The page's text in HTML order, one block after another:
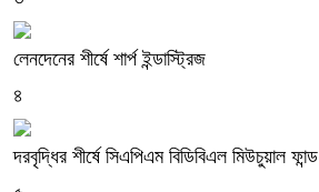
লেনদেনের শীর্ষে শার্প ইন্ডাস্ট্রিজ
৪
দরবৃদ্ধির শীর্ষে সিএপিএম বিডিবিএল মিউচুয়াল ফান্ড